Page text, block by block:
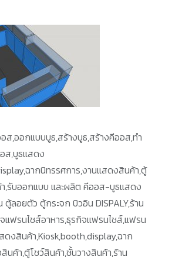
ส,ออกแบบบูธ,สร้างบูธ,สร้างคีออส,ทำ
ส,บูธแสดง
ฉากนิทรรศการ,งานแสดงสินค้า,ตู้
,รับออกแบบ และผลิต คีออส-บูธแสดง
ลอยตัว ตู้กระจก บิวอิน DISPALY,ร้าน
แฟรนไชส์อาหาร,ธุรกิจแฟรนไชส์,แฟรน
ดงสินค้า,Kiosk,booth,display,ฉาก
นค้า,ตู้โชว์สินค้า,ชั้นวางสินค้า,ร้าน